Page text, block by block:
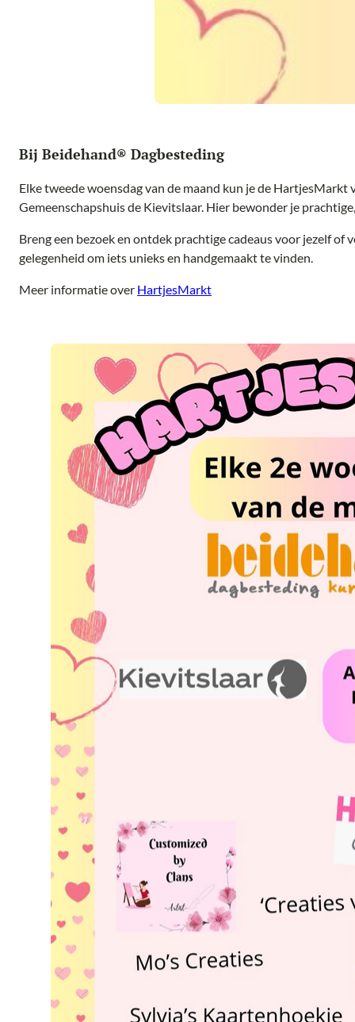
Bij Beidehand® Dagbesteding
Elke tweede woensdag van de maand kun je de
Gemeenschapshuis de Kievitslaar. Hier bewonder je
Breng een bezoek en ontdek prachtige cadeaus voor jezelf of
gelegenheid om iets unieks en handgemaakt te vinden.
Meer informatie over HartjesMarkt